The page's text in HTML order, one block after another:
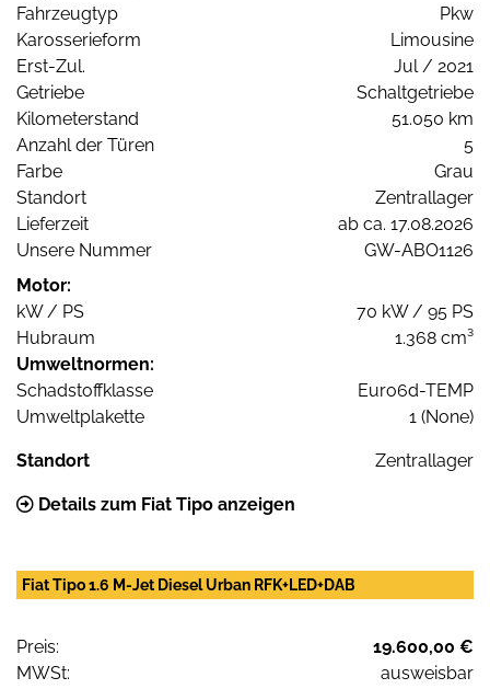
Fahrzeugtyp
Pkw
Karosserieform
Limousine
Erst-Zul.
Jul / 2021
Getriebe
Schaltgetriebe
Kilometerstand
51.050 km
Anzahl der Türen
5
Farbe
Grau
Standort
Zentrallager
Lieferzeit
ab ca. 17.08.2026
Unsere Nummer
GW-ABO1126
Motor:
kW / PS
70 kW / 95 PS
Hubraum
1.368 cm³
Umweltnormen:
Schadstoffklasse
Euro6d-TEMP
Umweltplakette
1 (None)
Standort Zentrallager
Details zum Fiat Tipo anzeigen
Fiat Tipo 1.6 M-Jet Diesel Urban RFK+LED+DAB
Preis:
19.600,00 €
MWSt:
ausweisbar